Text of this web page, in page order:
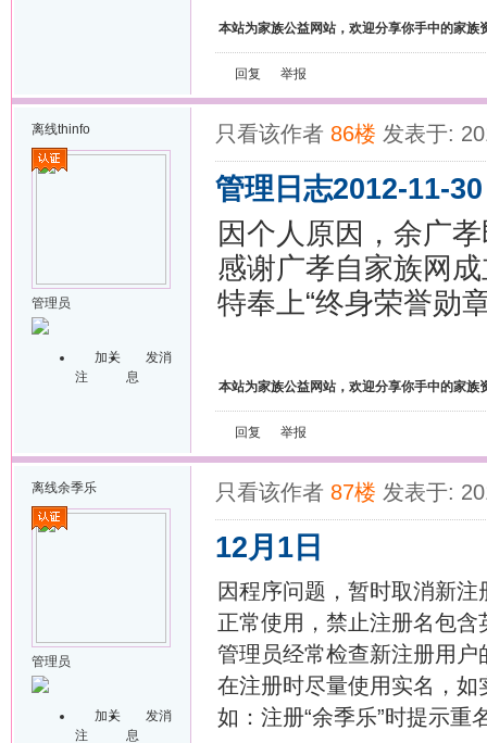
本站为家族公益网站，欢迎分享你手中的家
回复 举报
离线thinfo
管理员
加关
注
发消
息
只看该作者 86楼 发表于:
管理日志2012-11-30
因个人原因，余广
感谢广孝自家族网
特奉上“终身荣誉勋
本站为家族公益网站，欢迎分享你手中的家
回复 举报
离线余季乐
管理员
加关
注
发消
息
只看该作者 87楼 发表于:
12月1日
因程序问题，暂时取消新
正常使用，禁止注册名包含
管理员经常检查新注册用
在注册时尽量使用实名，
如：注册“余季乐”时提示重